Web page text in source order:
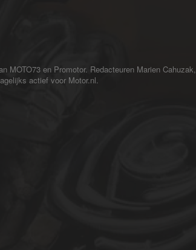
MOTO73 en Promotor. Redacteuren Marien Cahuzak,
actief voor Motor.nl.